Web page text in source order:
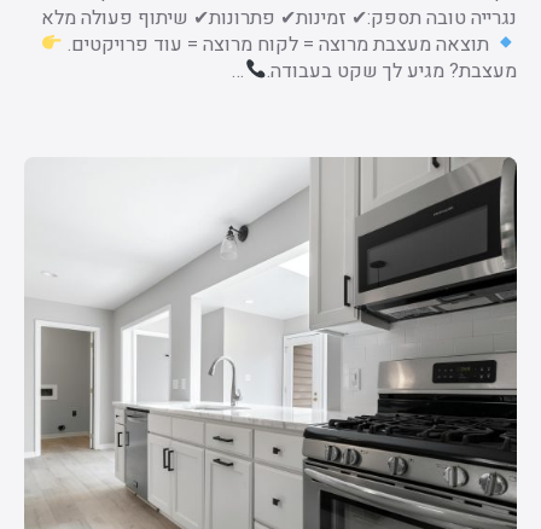
נגרייה טובה תספק:✔ זמינות✔ פתרונות✔ שיתוף פעולה מלא
תוצאה מעצבת מרוצה = לקוח מרוצה = עוד פרויקטים.
מעצבת? מגיע לך שקט בעבודה.
…